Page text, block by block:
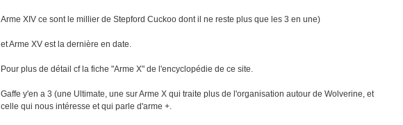
Arme XIV ce sont le millier de Stepford Cuckoo dont il ne reste plus que les 3 en une)
et Arme XV est la dernière en date.
Pour plus de détail cf la fiche "Arme X" de l'encyclopédie de ce site.
Gaffe y'en a 3 (une Ultimate, une sur Arme X qui traite plus de l'organisation autour de Wolverine, et
celle qui nous intéresse et qui parle d'arme +.